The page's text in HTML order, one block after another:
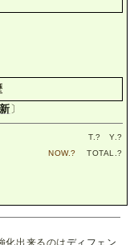
〕
T.? Y.?
NOW.? TOTAL.?
化出来るのはディフェン